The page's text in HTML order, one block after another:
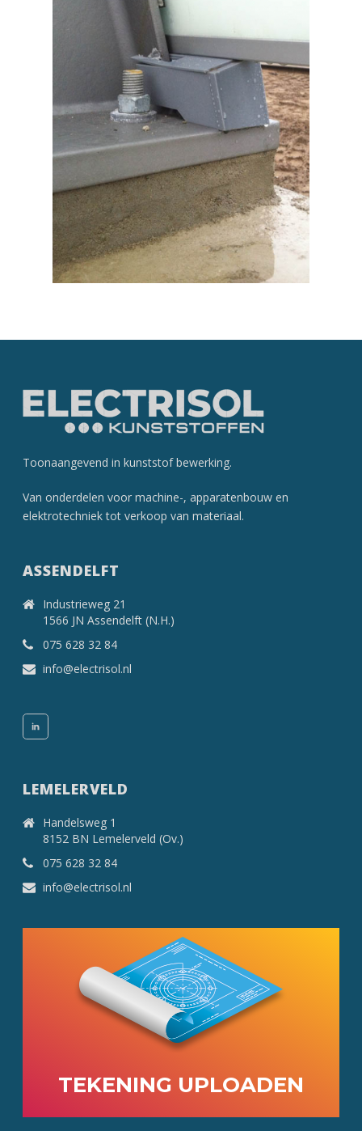
Toonaangevend in kunststof­ bewerking.
Van onderdelen voor machine-, apparatenbouw en
elektrotechniek tot verkoop van materiaal.
ASSENDELFT
Industrieweg 21
1566 JN Assendelft (N.H.)
075 628 32 84
info@electrisol.nl
LEMELERVELD
Handelsweg 1
8152 BN Lemelerveld (Ov.)
075 628 32 84
info@electrisol.nl
TEKENING UPLOADEN